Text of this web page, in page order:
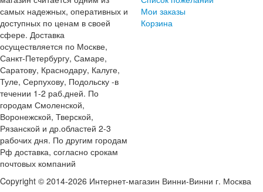
самых надежных, оперативных и
доступных по ценам в своей
сфере. Доставка
осуществляется по Москве,
Санкт-Петербургу, Самаре,
Саратову, Краснодару, Калуге,
Туле, Серпухову, Подольску -в
течении 1-2 раб.дней. По
городам Смоленской,
Воронежской, Тверской,
Рязанской и др.областей 2-3
рабочих дня. По другим городам
Рф доставка, согласно срокам
почтовых компаний
Мои заказы
Корзина
Copyright © 2014-2026 Интернет-магазин Винни-Винни г. Москва